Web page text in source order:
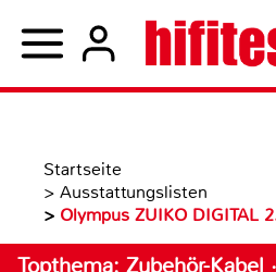
Startseite
> Ausstattungslisten
> Olympus ZUIKO DIGITAL
Topthema: Zubehör-Kabel